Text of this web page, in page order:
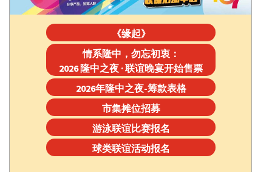
《缘起》
情系隆中，勿忘初衷：
2026 隆中之夜 · 联谊晚宴开始售票
2026年隆中之夜-筹款表格
市集摊位招募
游泳联谊比赛报名
球类联谊活动报名